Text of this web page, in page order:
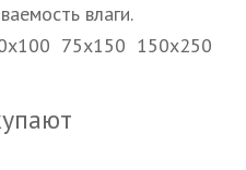
влаги.
75х150 150х250